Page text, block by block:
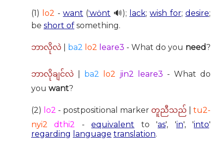
(1) lo2 - want (ˈwȯnt 🔊); lack;wish for;desire;
be short of something.
ဘာလိုလဲ ba2 lo2 leare3 - What do you need?
ဘာလိုချင်လဲ ba2 lo2 jin2 leare3 - What do
you want?
(2) lo2 - postpositional marker တူညီသည်
tu2-
nyi2
dthi2 -equivalent to 'as', 'in', 'into'
regarding language translation.